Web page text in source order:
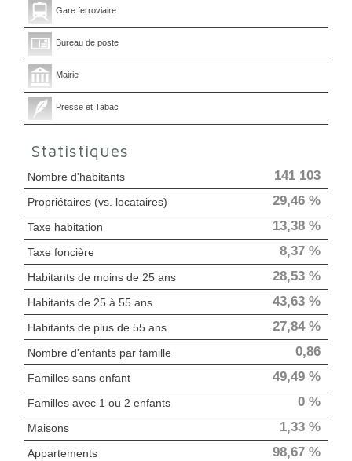
Gare ferroviaire
Bureau de poste
Mairie
Presse et Tabac
Statistiques
Nombre d'habitants 141 103
Propriétaires (vs. locataires) 29,46 %
Taxe habitation 13,38 %
Taxe foncière 8,37 %
Habitants de moins de 25 ans 28,53 %
Habitants de 25 à 55 ans 43,63 %
Habitants de plus de 55 ans 27,84 %
Nombre d'enfants par famille 0,86
Familles sans enfant 49,49 %
Familles avec 1 ou 2 enfants 0 %
Maisons 1,33 %
Appartements 98,67 %